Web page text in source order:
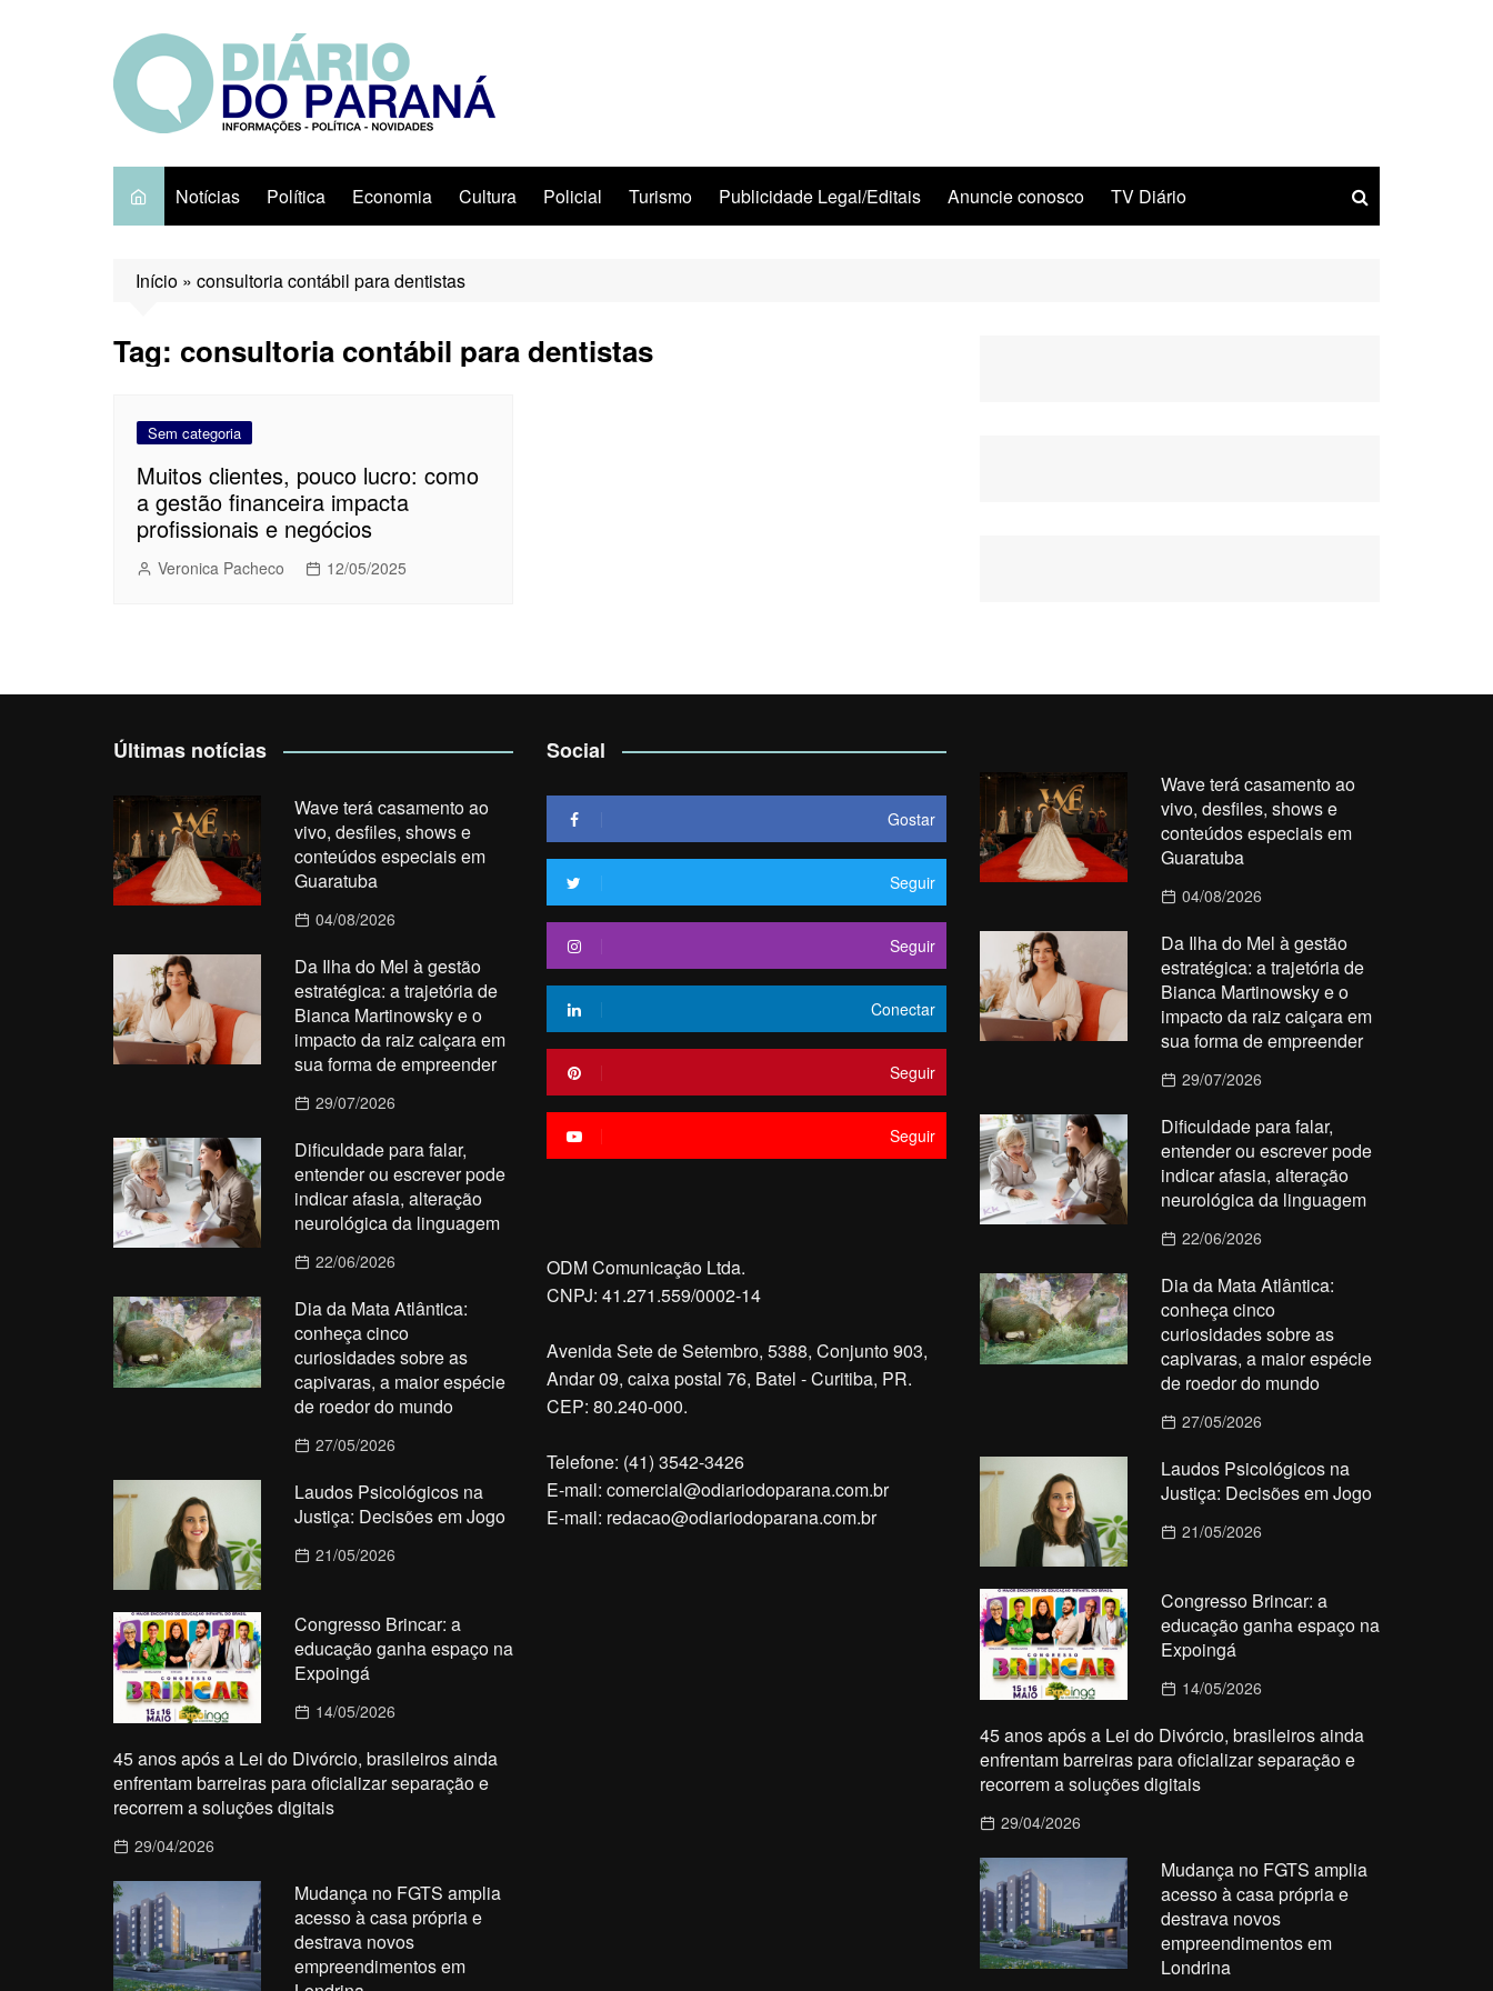
Notícias Política Economia Cultura Policial Turismo Publicidade Legal/Editais Anuncie conosco TV Diário
Início » consultoria contábil para dentistas
Tag: consultoria contábil para dentistas
Sem categoria
Muitos clientes, pouco lucro: como
a gestão financeira impacta
profissionais e negócios
Veronica Pacheco 12/05/2025
Últimas notícias
Wave terá casamento ao
vivo, desfiles, shows e
conteúdos especiais em
Guaratuba
04/08/2026
Da Ilha do Mel à gestão
estratégica: a trajetória de
Bianca Martinowsky e o
impacto da raiz caiçara em
sua forma de empreender
29/07/2026
Dificuldade para falar,
entender ou escrever pode
indicar afasia, alteração
neurológica da linguagem
22/06/2026
Dia da Mata Atlântica:
conheça cinco
curiosidades sobre as
capivaras, a maior espécie
de roedor do mundo
27/05/2026
Laudos Psicológicos na
Justiça: Decisões em Jogo
21/05/2026
Congresso Brincar: a
educação ganha espaço na
Expoingá
14/05/2026
45 anos após a Lei do Divórcio, brasileiros ainda
enfrentam barreiras para oficializar separação e
recorrem a soluções digitais
29/04/2026
Mudança no FGTS amplia
acesso à casa própria e
destrava novos
empreendimentos em
Social
Gostar
Seguir
Seguir
Conectar
Seguir
Seguir
ODM Comunicação Ltda.
CNPJ: 41.271.559/0002-14
Avenida Sete de Setembro, 5388, Conjunto 903,
Andar 09, caixa postal 76, Batel - Curitiba, PR.
CEP: 80.240-000.
Telefone: (41) 3542-3426
E-mail: comercial@odiariodoparana.com.br
E-mail: redacao@odiariodoparana.com.br
Wave terá casamento ao
vivo, desfiles, shows e
conteúdos especiais em
Guaratuba
04/08/2026
Da Ilha do Mel à gestão
estratégica: a trajetória de
Bianca Martinowsky e o
impacto da raiz caiçara em
sua forma de empreender
29/07/2026
Dificuldade para falar,
entender ou escrever pode
indicar afasia, alteração
neurológica da linguagem
22/06/2026
Dia da Mata Atlântica:
conheça cinco
curiosidades sobre as
capivaras, a maior espécie
de roedor do mundo
27/05/2026
Laudos Psicológicos na
Justiça: Decisões em Jogo
21/05/2026
Congresso Brincar: a
educação ganha espaço na
Expoingá
14/05/2026
45 anos após a Lei do Divórcio, brasileiros ainda
enfrentam barreiras para oficializar separação e
recorrem a soluções digitais
29/04/2026
Mudança no FGTS amplia
acesso à casa própria e
destrava novos
empreendimentos em
Londrina